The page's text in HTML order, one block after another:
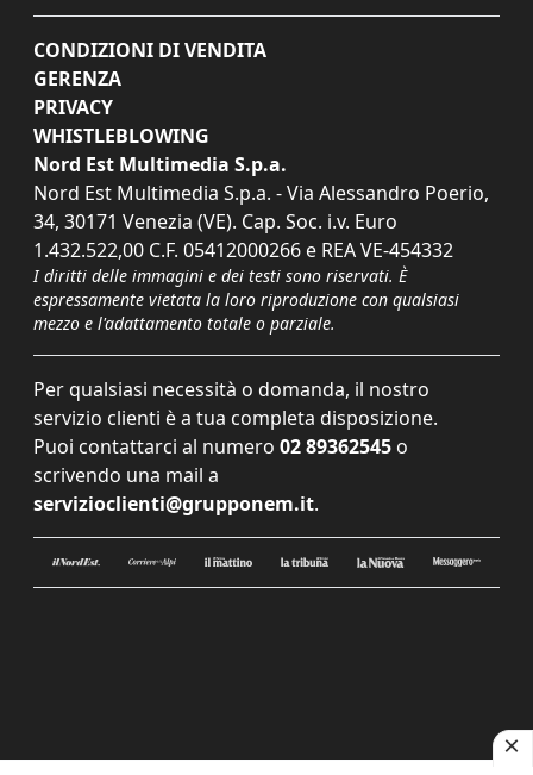
CONDIZIONI DI VENDITA
GERENZA
PRIVACY
WHISTLEBLOWING
Nord Est Multimedia S.p.a.
Nord Est Multimedia S.p.a. - Via Alessandro Poerio,
34, 30171 Venezia (VE). Cap. Soc. i.v. Euro
1.432.522,00 C.F. 05412000266 e REA VE-454332
I diritti delle immagini e dei testi sono riservati. È
espressamente vietata la loro riproduzione con qualsiasi
mezzo e l'adattamento totale o parziale.
Per qualsiasi necessità o domanda, il nostro
servizio clienti è a tua completa disposizione.
Puoi contattarci al numero 02 89362545 o
scrivendo una mail a
servizioclienti@grupponem.it.